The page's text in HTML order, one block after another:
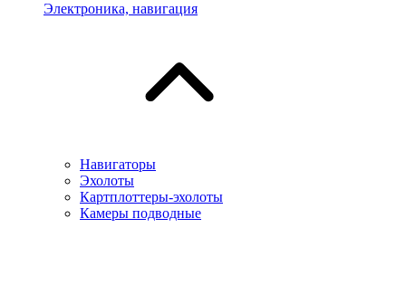
Электроника, навигация
Навигаторы
Эхолоты
Картплоттеры-эхолоты
Камеры подводные